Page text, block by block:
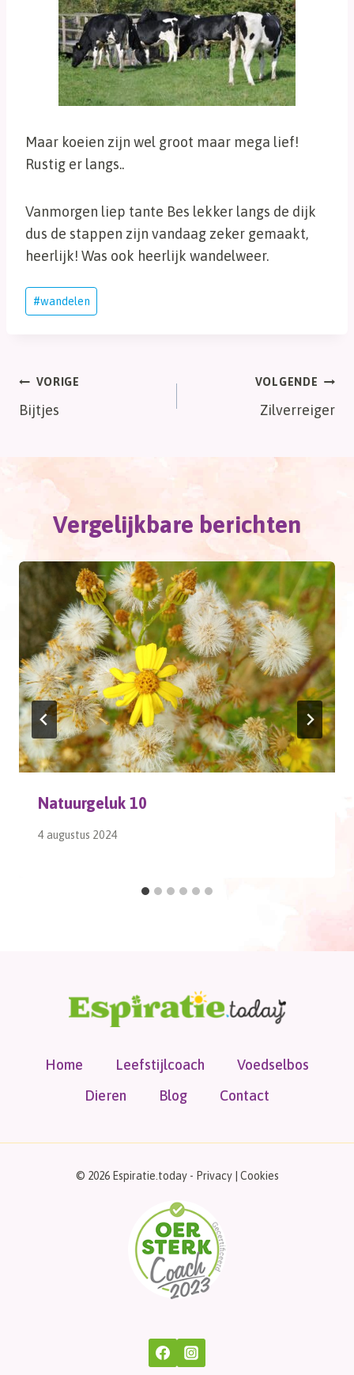
Maar koeien zijn wel groot maar mega lief!
Rustig er langs..
Vanmorgen liep tante Bes lekker langs de dijk
dus de stappen zijn vandaag zeker gemaakt,
heerlijk! Was ook heerlijk wandelweer.
Bericht
tags:
#wandelen
Bericht
navigatie
VORIGE
Bijtjes
VOLGENDE
Zilverreiger
Vergelijkbare berichten
Natuurgeluk 10
4 augustus 2024
Home Leefstijlcoach
Voedselbos
Dieren
Blog Contact
© 2026 Espiratie.today - Privacy| Cookies